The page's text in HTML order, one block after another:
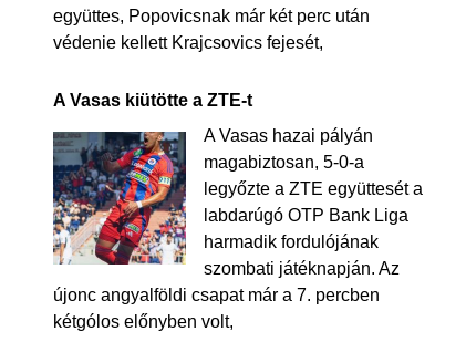
együttes, Popovicsnak már két perc után
védenie kellett Krajcsovics fejesét,
A Vasas kiütötte a ZTE-t
A Vasas hazai pályán
magabiztosan, 5-0-a
legyőzte a ZTE együttesét a
labdarúgó OTP Bank Liga
harmadik fordulójának
szombati játéknapján. Az
újonc angyalföldi csapat már a 7. percben
kétgólos előnyben volt,